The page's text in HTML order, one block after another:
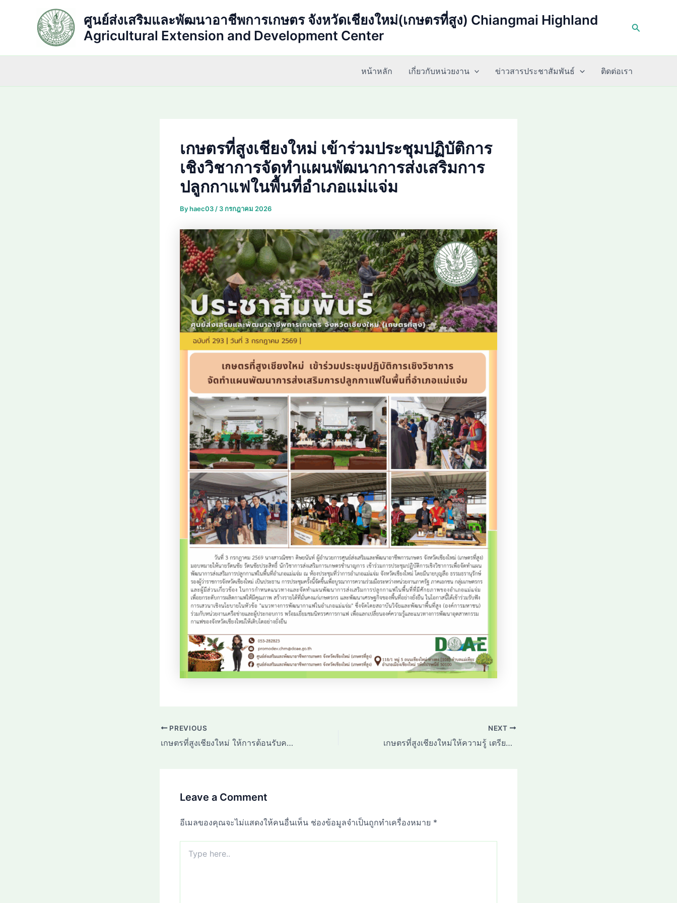
ศูนย์ส่งเสริมและพัฒนาอาชีพการเกษตร จังหวัดเชียงใหม่(เกษตรที่สูง) Chiangmai Highland
Agricultural Extension and Development Center
Search
หน้าหลัก เกี่ยวกับหน่วยงาน ข่าวสารประชาสัมพันธ์ ติดต่อเรา
เกษตรที่สูงเชียงใหม่ เข้าร่วมประชุมปฏิบัติการ
เชิงวิชาการจัดทำแผนพัฒนาการส่งเสริมการ
ปลูกกาแฟในพื้นที่อำเภอแม่แจ่ม
Byhaec03 / 3 กรกฎาคม 2026
PREVIOUS
เกษตรที่สูงเชียงใหม่ ให้การต้อนรับคณะติดตามการดำเนินงานตามระบบส่งเสริมการเกษตรตามภารกิจของเขต
NEXT
เกษตรที่สูงเชียงใหม่ให้ความรู้ เตรียมความพร้อมด้านการเกษตร เพื่อรับมือภาวะเอลนีโญ
Leave a Comment
อีเมลของคุณจะไม่แสดงให้คนอื่นเห็น ช่องข้อมูลจำเป็นถูกทำเครื่องหมาย *
here..